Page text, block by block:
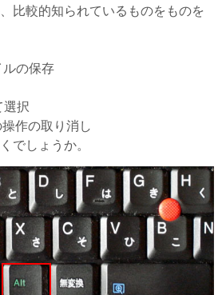
比較的知られているものをものを
の保存
択
作の取り消し
でしょうか。